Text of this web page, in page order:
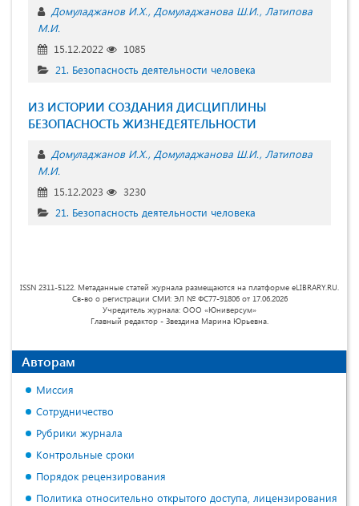
Домуладжанов И.Х. Домуладжанова Ш.И. Латипова
М.И.
15.12.2022
1085
21. Безопасность деятельности человека
ИЗ ИСТОРИИ СОЗДАНИЯ ДИСЦИПЛИНЫ
БЕЗОПАСНОСТЬ ЖИЗНЕДЕЯТЕЛЬНОСТИ
Домуладжанов И.Х. Домуладжанова Ш.И. Латипова
М.И.
15.12.2023
3230
21. Безопасность деятельности человека
ISSN 2311-5122. Метаданные статей журнала размещаются на платформе eLIBRARY.RU.
Св-во о регистрации СМИ: ЭЛ № ФС77-91806 от 17.06.2026
Учредитель журнала: ООО «Юниверсум»
Главный редактор - Звездина Марина Юрьевна.
Авторам
Миссия
Сотрудничество
Рубрики журнала
Контрольные сроки
Порядок рецензирования
Политика относительно открытого доступа, лицензирования